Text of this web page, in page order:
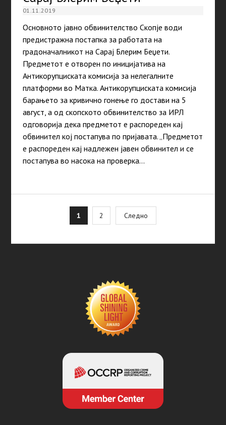
01.11.2019
Основното јавно обвинителство Скопје води
предистражна постапка за работата на
градоначалникот на Сарај Блерим Беџети.
Предметот е отворен по иницијатива на
Антикорупциската комисија за нелегалните
платформи во Матка. Антикорупциската комисија
барањето за кривично гонење го достави на 5
август, а од скопското обвинителство за ИРЛ
одговорија дека предметот е распореден кај
обвинител кој постапува по пријавата. „Предметот
е распореден кај надлежен јавен обвинител и се
постапува во насока на проверка…
pagination
1 2 Следно